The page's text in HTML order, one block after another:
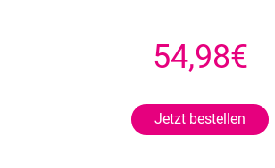
54,98€
Jetzt bestellen